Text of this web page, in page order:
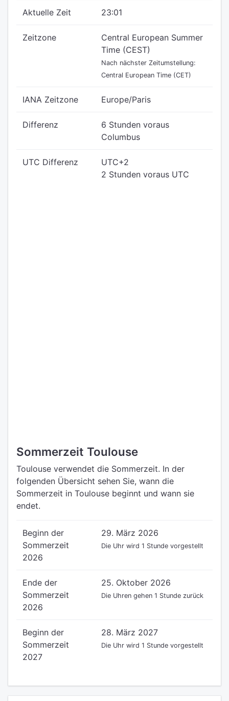
Aktuelle Zeit 23:01
Zeitzone
Central European Summer
Time (CEST)
Nach nächster Zeitumstellung:
Central European Time (CET)
IANA Zeitzone Europe/Paris
Differenz
6 Stunden voraus
Columbus
UTC Differenz
UTC+2
2 Stunden voraus UTC
Sommerzeit Toulouse
Toulouse verwendet die Sommerzeit. In der
folgenden Übersicht sehen Sie, wann die
Sommerzeit in Toulouse beginnt und wann sie
endet.
Beginn der
Sommerzeit
2026
29. März 2026
Die Uhr wird 1 Stunde vorgestellt
Ende der
Sommerzeit
2026
25. Oktober 2026
Die Uhren gehen 1 Stunde zurück
Beginn der
Sommerzeit
2027
28. März 2027
Die Uhr wird 1 Stunde vorgestellt